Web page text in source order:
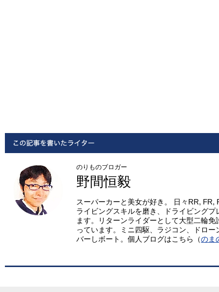
のりものブロガー
野間恒毅
スーパーカーと美女が好き。 日々RR, FR,
ライビングスキルを磨き、ドライビングプ
ます。リターンライダーとして大型二輪
っています。ミニ四駆、ラジコン、ドロ
バーしボート。個人ブログはこちら（のま